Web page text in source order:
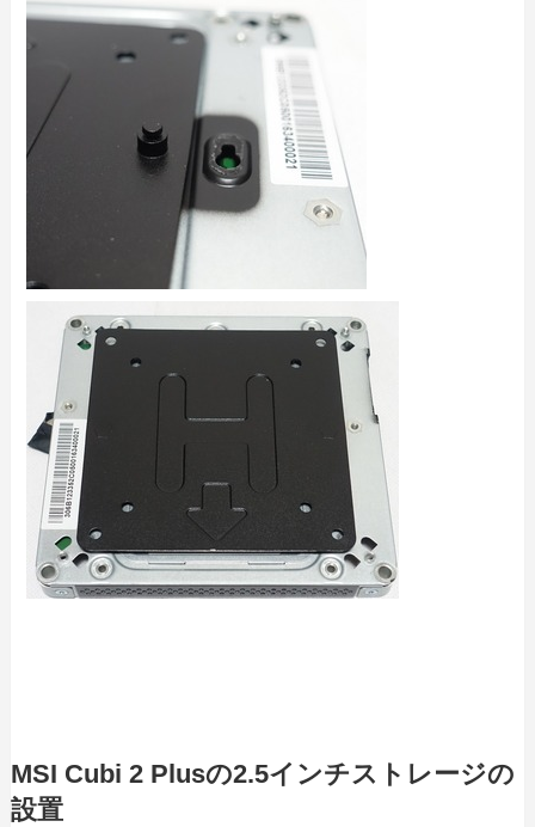
MSI Cubi 2 Plusの2.5インチストレージの
設置